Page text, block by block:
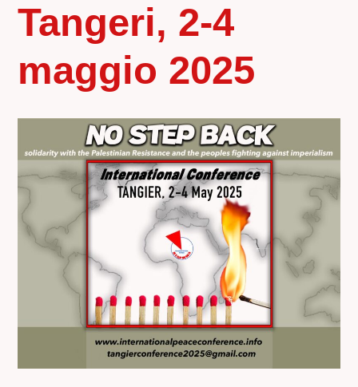
Tangeri, 2-4
maggio 2025